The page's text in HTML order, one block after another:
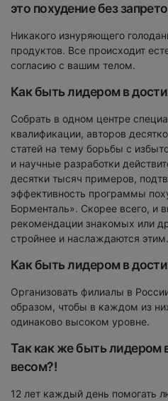
это похудение без
Никакого изнуряющего
продуктов. Все происходит
согласию с вашим телом.
Как быть лидером в
Собрать в одном центре
квалификации, авторов
статей на тему борьбы с
и научные разработки
десятки тысяч примеров,
эффективность программы
Борменталь». Скорее всего, и
рекомендации знакомых или
стройнее и наслаждаются этим.
Как быть лидером в
Организовать филиалы в
образом, чтобы в каждом из
одинаково высоком уровне.
Так как же быть лидером
весом?!
12 лет каждый день помогать